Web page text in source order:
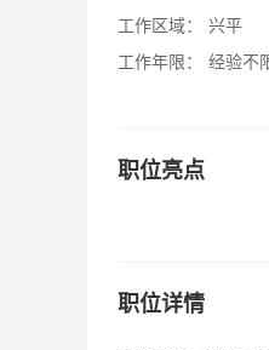
工作区域：
兴平
工作年限：
经验不
职位亮点
职位详情